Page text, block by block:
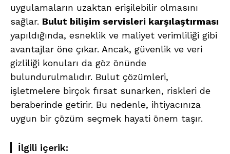
uygulamaların uzaktan erişilebilir olmasını
sağlar. Bulut bilişim servisleri karşılaştırması
yapıldığında, esneklik ve maliyet verimliliği gibi
avantajlar öne çıkar. Ancak, güvenlik ve veri
gizliliği konuları da göz önünde
bulundurulmalıdır. Bulut çözümleri,
işletmelere birçok fırsat sunarken, riskleri de
beraberinde getirir. Bu nedenle, ihtiyacınıza
uygun bir çözüm seçmek hayati önem taşır.
İlgili içerik: